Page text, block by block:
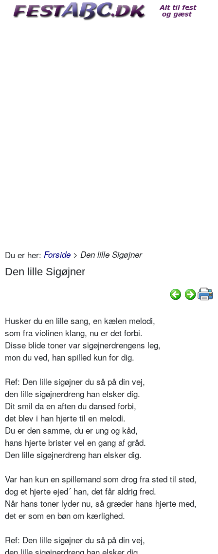
Du er her: Forside > Den lille Sigøjner
Den lille Sigøjner
Husker du en lille sang, en kælen melodi,
som fra violinen klang, nu er det forbi.
Disse blide toner var sigøjnerdrengens leg,
mon du ved, han spilled kun for dig.
Ref: Den lille sigøjner du så på din vej,
den lille sigøjnerdreng han elsker dig.
Dit smil da en aften du dansed forbi,
det blev i han hjerte til en melodi.
Du er den samme, du er ung og kåd,
hans hjerte brister vel en gang af gråd.
Den lille sigøjnerdreng han elsker dig.
Var han kun en spillemand som drog fra sted til sted,
dog et hjerte ejed´ han, det får aldrig fred.
Når hans toner lyder nu, så græder hans hjerte med,
det er som en bøn om kærlighed.
Ref: Den lille sigøjner du så på din vej,